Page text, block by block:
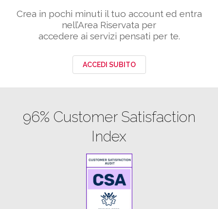
Crea in pochi minuti il tuo account ed entra
nell’Area Riservata per
accedere ai servizi pensati per te.
ACCEDI SUBITO
96% Customer Satisfaction
Index